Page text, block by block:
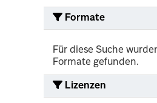
Formate
Für diese Suche
Formate gefunden.
Lizenzen